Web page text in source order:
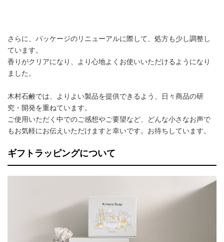
さらに、パッケージのリニューアルに際して、処方も少し調整し
ています。
香りがクリアになり、より心地よくお使いいただけるようになり
ました。
木村石鹸では、よりよい製品を提供できるよう、日々商品の研
究・開発を重ねています。
ご使用いただく中でのご感想やご要望など、どんな小さなお声で
もお気軽にお伝えいただけますと幸いです。お待ちしています。
ギフトラッピングについて